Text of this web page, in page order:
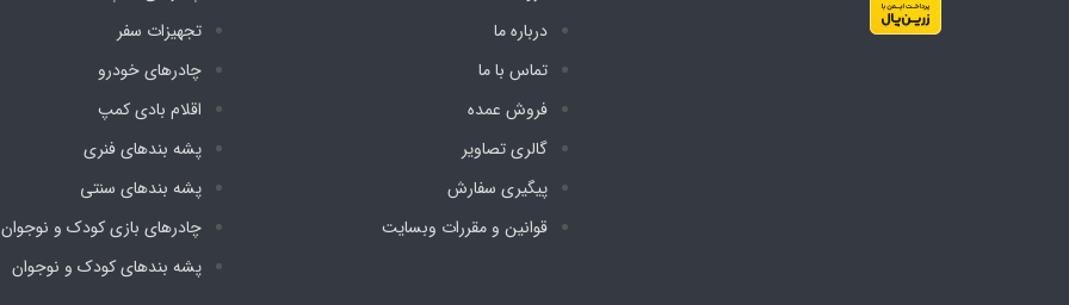
درباره ما
تماس با ما
فروش عمده
گالری تصاویر
پیگیری سفارش
قوانین و مقررات وبسایت
تجهیزات سفر
چادرهای خودرو
اقلام بادی کمپ
پشه‌ بندهای فنری
پشه‌ بندهای سنتی
چادرهای بازی کودک و نوجوان
پشه‌ بندهای کودک و نوجوان